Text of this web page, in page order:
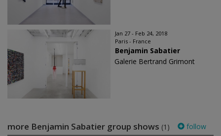
Jan 27 - Feb 24, 2018
Paris - France
Benjamin Sabatier
Galerie Bertrand Grimont
more Benjamin Sabatier group shows (1) follow